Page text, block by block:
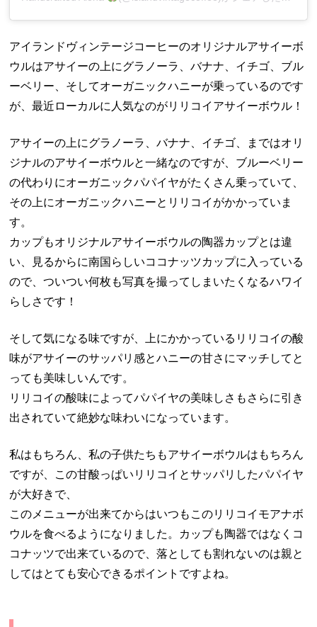
アイランドヴィンテージコーヒーのオリジナルアサイーボ
ウルはアサイーの上にグラノーラ、バナナ、イチゴ、ブル
ーベリー、そしてオーガニックハニーが乗っているのです
が、最近ローカルに人気なのがリリコイアサイーボウル！
アサイーの上にグラノーラ、バナナ、イチゴ、まではオリ
ジナルのアサイーボウルと一緒なのですが、ブルーベリー
の代わりにオーガニックパパイヤがたくさん乗っていて、
その上にオーガニックハニーとリリコイがかかっていま
す。
カップもオリジナルアサイーボウルの陶器カップとは違
い、見るからに南国らしいココナッツカップに入っている
ので、ついつい何枚も写真を撮ってしまいたくなるハワイ
らしさです！
そして気になる味ですが、上にかかっているリリコイの酸
味がアサイーのサッパリ感とハニーの甘さにマッチしてと
っても美味しいんです。
リリコイの酸味によってパパイヤの美味しさもさらに引き
出されていて絶妙な味わいになっています。
私はもちろん、私の子供たちもアサイーボウルはもちろん
ですが、この甘酸っぱいリリコイとサッパリしたパパイヤ
が大好きで、
このメニューが出来てからはいつもこのリリコイモアナボ
ウルを食べるようになりました。カップも陶器ではなくコ
コナッツで出来ているので、落としても割れないのは親と
してはとても安心できるポイントですよね。